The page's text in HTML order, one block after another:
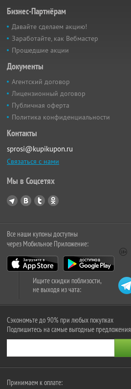
Бизнес-Партнёрам
Давайте сделаем акцию!
Заработайте, как Вебмастер
Прошедшие акции
Документы
Агентский договор
Лицензионный договор
Публичная оферта
Политика конфиденциальности
Контакты
sprosi@kupikupon.ru
Связаться с нами
Мы в Соцсетях
Все наши купоны доступны
через Мобильное Приложение:
Ищите скидки поблизости,
не выходя из чата:
Сэкономьте до 90% при любых покупках
Подпишитесь на самые выгодные предложения
Принимаем к оплате: